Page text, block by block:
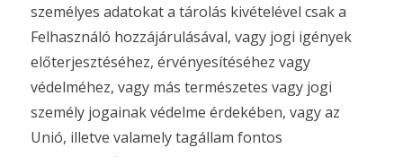
személyes adatokat a tárolás kivételével csak a
Felhasználó hozzájárulásával, vagy jogi igények
előterjesztéséhez, érvényesítéséhez vagy
védelméhez, vagy más természetes vagy jogi
személy jogainak védelme érdekében, vagy az
Unió, illetve valamely tagállam fontos